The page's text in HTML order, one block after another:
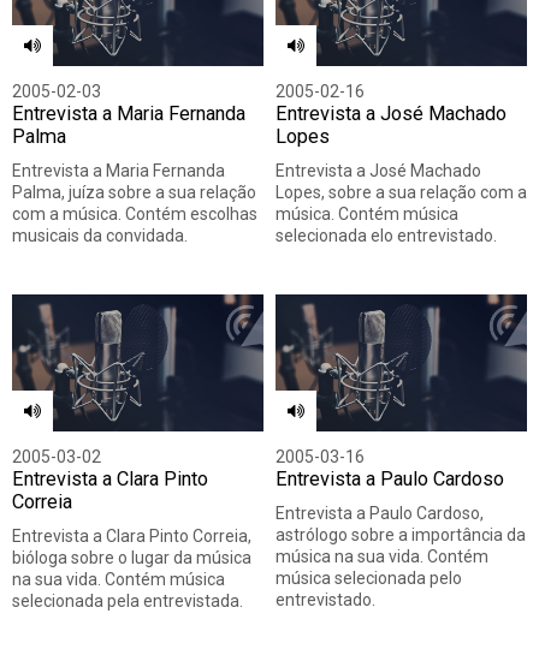
2005-02-03
Entrevista a Maria Fernanda
Palma
Entrevista a Maria Fernanda
Palma, juíza sobre a sua relação
com a música. Contém escolhas
musicais da convidada.
2005-02-16
Entrevista a José Machado
Lopes
Entrevista a José Machado
Lopes, sobre a sua relação com a
música. Contém música
selecionada elo entrevistado.
2005-03-02
Entrevista a Clara Pinto
Correia
Entrevista a Clara Pinto Correia,
bióloga sobre o lugar da música
na sua vida. Contém música
selecionada pela entrevistada.
2005-03-16
Entrevista a Paulo Cardoso
Entrevista a Paulo Cardoso,
astrólogo sobre a importância da
música na sua vida. Contém
música selecionada pelo
entrevistado.